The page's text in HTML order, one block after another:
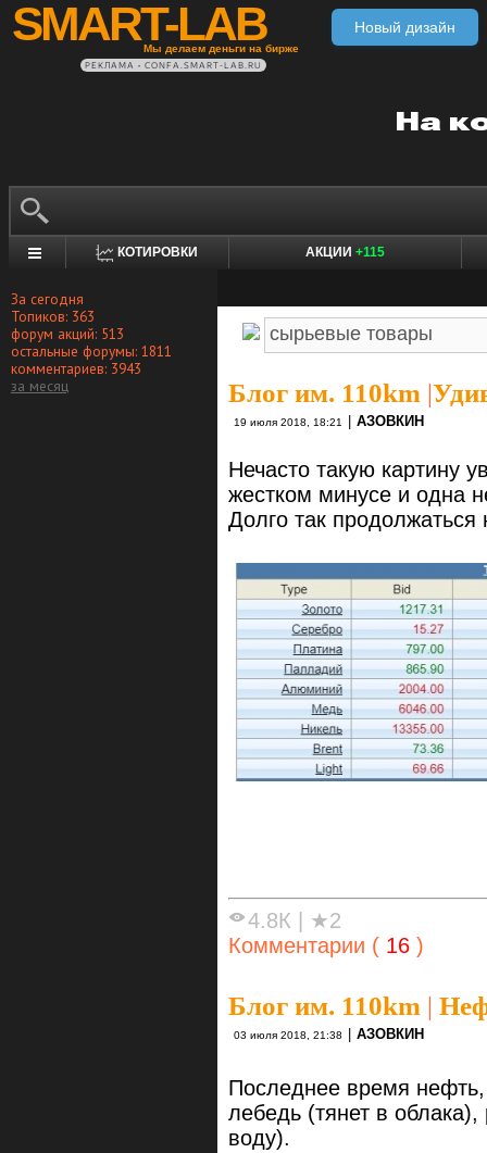
SMART-LAB
Мы делаем деньги на бирже
Новый дизайн
РЕКЛАМА • CONFA.SMART-LAB.RU
КОТИРОВКИ АКЦИИ +115
За сегодня
Топиков: 363
форум акций: 513
остальные форумы: 1811
комментариев: 3943
за месяц
Блог им. 110km |
19 июля 2018, 18:21 АЗОВКИН
Нечасто такую картину
жестком минусе и одна
Долго так
4.8К | ★2
Комментарии ( 16 )
Блог им. 110km |
03 июля 2018, 21:38 | АЗОВКИН
Последнее время
лебедь (тянет в
воду).